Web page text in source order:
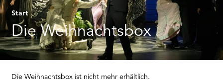
BESUCH ÖFFNEN
Start
Die Weihnachtsbox
Die Weihnachtsbox ist nicht mehr erhältlich.